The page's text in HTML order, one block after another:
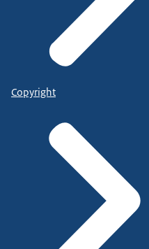
Copyright